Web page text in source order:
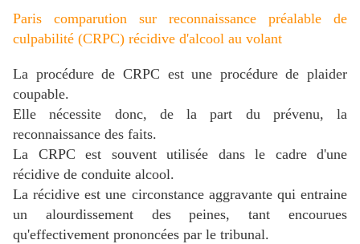
Paris comparution sur reconnaissance préalable de
culpabilité (CRPC) récidive d'alcool au volant
La procédure de CRPC est une procédure de plaider
coupable.
Elle nécessite donc, de la part du prévenu, la
reconnaissance des faits.
La CRPC est souvent utilisée dans le cadre d'une
récidive de conduite alcool.
La récidive est une circonstance aggravante qui entraine
un alourdissement des peines, tant encourues
qu'effectivement prononcées par le tribunal.